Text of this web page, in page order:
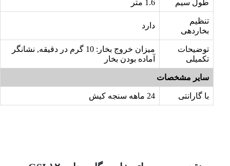
طول سیم 1.6 متر
تنظیم
بخاردهی
دارد
توضیحات
تکمیلی
میزان خروج بخار: 10 گرم در دقیقه, نشانگر
آماده بودن بخار
سایر مشخصات
با گارانتی 24 ماهه سنجه کیش